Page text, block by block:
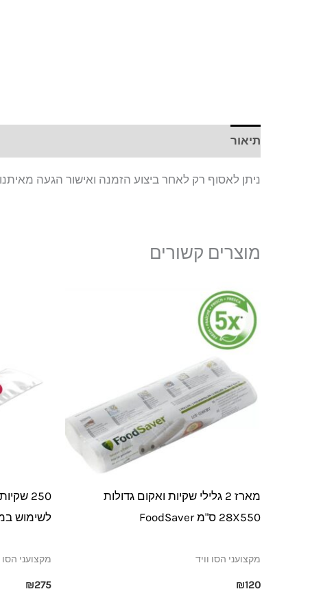
תיאור
ניתן לאסוף רק לאחר ביצוע הזמנה ואישור הגעה
מוצרים קשורים
מארז 2 גלילי שקיות ואקום גדולות
28X550 ס"מ FoodSaver
מקצועני הסו וויד
₪120
לשימוש
מקצועני הסו
₪275